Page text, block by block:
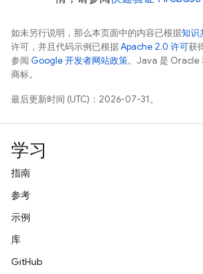
如未另行说明，那么本页面中的内容已根据知识
许可，并且代码示例已根据Apache 2.0 许可获
参阅 Google 开发者网站政策。Java 是 Oracle
商标。
最后更新时间 (UTC)：2026-07-31。
学习
指南
参考
示例
库
GitHub